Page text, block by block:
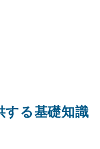
する基礎知識